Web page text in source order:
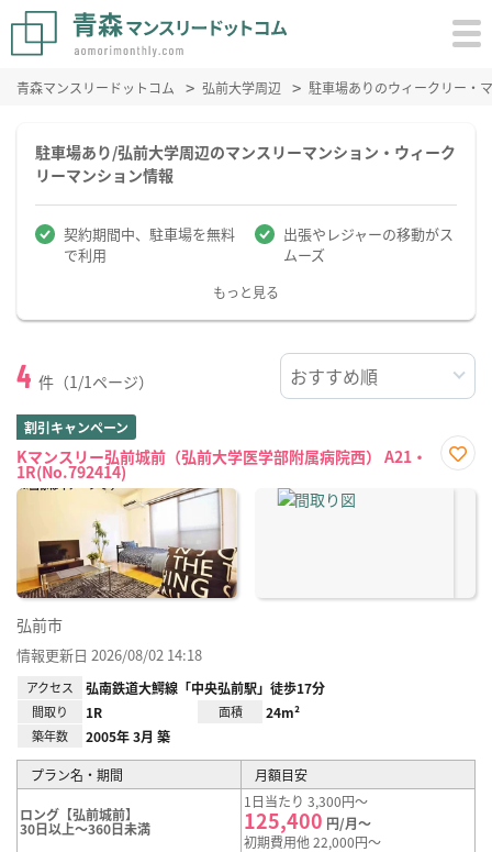
青森マンスリードットコム 弘前大学周辺 駐車場ありのウィークリー・
駐車場あり/弘前大学周辺のマンスリーマンション・ウィーク
リーマンション情報
契約期間中、駐車場を無料
で利用
出張やレジャーの移動がス
ムーズ
もっと見る
4 件（1/1ページ）
割引キャンペーン
Kマンスリー弘前城前（弘前大学医学部附属病院西） A21・
1R(No.792414)
に入
弘前市
情報更新日 2026/08/02 14:18
アクセス 弘南鉄道大鰐線「中央弘前駅」徒歩17分
間取り 1R 面積 24m²
築年数 2005年 3月 築
プラン名・期間 月額目安
ロング【弘前城前】
30日以上～360日未満
1日当たり 3,300円～
125,400 円/月～
初期費用他 22,000円～